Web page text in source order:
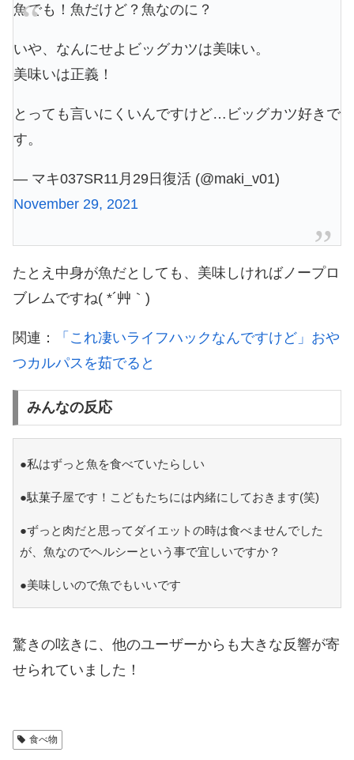
魚でも！魚だけど？魚なのに？
いや、なんにせよビッグカツは美味い。
美味いは正義！
とっても言いにくいんですけど…ビッグカツ好きで
す。
— マキ037SR11月29日復活 (@maki_v01)
November 29, 2021
たとえ中身が魚だとしても、美味しければノープロ
ブレムですね( *´艸｀)
関連：
「これ凄いライフハックなんですけど」おや
つカルパスを茹でると
みんなの反応
●私はずっと魚を食べていたらしい
●駄菓子屋です！こどもたちには内緒にしておきます(笑)
●ずっと肉だと思ってダイエットの時は食べませんでした
が、魚なのでヘルシーという事で宜しいですか？
●美味しいので魚でもいいです
驚きの呟きに、他のユーザーからも大きな反響が寄
せられていました！
食べ物